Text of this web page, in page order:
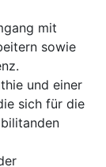
mit
sowie
und einer
sich für die